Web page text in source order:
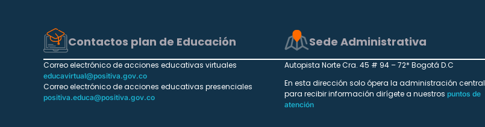
Contactos plan de Educación
Correo electrónico de acciones educativas virtuales
educavirtual@positiva.gov.co
Correo electrónico de acciones educativas presenciales
positiva.educa@positiva.gov.co
Sede Administrativa
Autopista Norte Cra. 45 # 94 – 72* Bogotá D.C
En esta dirección solo ópera la administración central
para recibir información dirígete a nuestros puntos de
atención